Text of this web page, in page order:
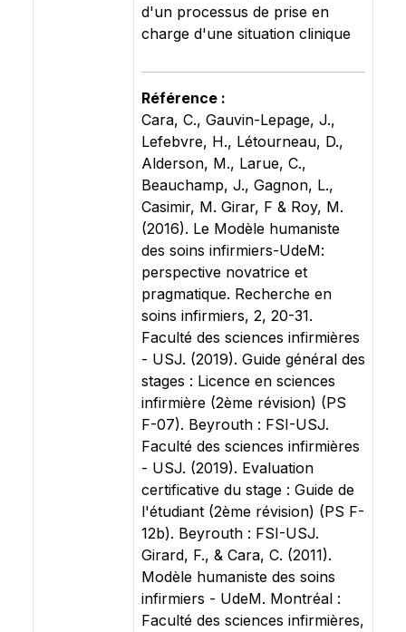
d'un processus de prise en
charge d'une situation clinique
Référence :
Cara, C., Gauvin-Lepage, J.,
Lefebvre, H., Létourneau, D.,
Alderson, M., Larue, C.,
Beauchamp, J., Gagnon, L.,
Casimir, M. Girar, F & Roy, M.
(2016). Le Modèle humaniste
des soins infirmiers-UdeM:
perspective novatrice et
pragmatique. Recherche en
soins infirmiers, 2, 20-31.
Faculté des sciences infirmières
- USJ. (2019). Guide général des
stages : Licence en sciences
infirmière (2ème révision) (PS
F-07). Beyrouth : FSI-USJ.
Faculté des sciences infirmières
- USJ. (2019). Evaluation
certificative du stage : Guide de
l'étudiant (2ème révision) (PS F-
12b). Beyrouth : FSI-USJ.
Girard, F., & Cara, C. (2011).
Modèle humaniste des soins
infirmiers - UdeM. Montréal :
Faculté des sciences infirmières,